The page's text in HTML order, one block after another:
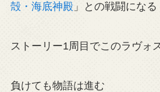
殻・海底神殿」との戦闘になる
ストーリー1周目でこのラヴォ
負けても物語は進む